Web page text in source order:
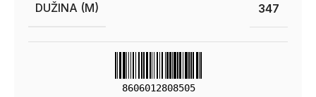
DUŽINA (M) 347
8606012808505